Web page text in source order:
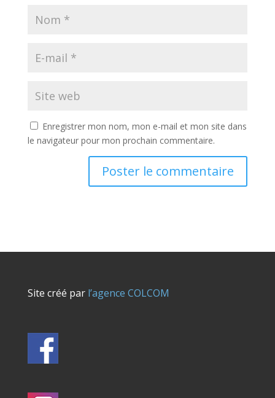
Enregistrer mon nom, mon e-mail et mon site dans
le navigateur pour mon prochain commentaire.
Site créé parl’agence COLCOM